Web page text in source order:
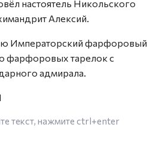
настоятель Никольского
Алексий.
Императорский фарфоровый
фарфоровых тарелок с
адмирала.
текст, нажмите ctrl+enter